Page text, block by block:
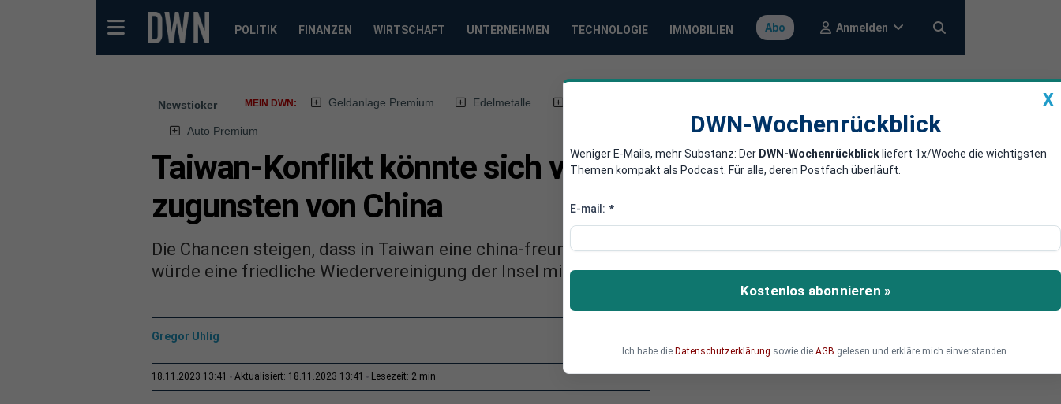
POLITIK FINANZEN WIRTSCHAFT UNTERNEHMEN TECHNOLOGIE IMMOBILIEN Abo Anmelden
Newsticker MEIN DWN: Geldanlage Premium Edelmetalle
Auto Premium
Taiwan-Konflikt könnte sich von allein lösen -
zugunsten von China
Die Chancen steigen, dass in Taiwan eine china-freundliche Regierung gebildet wird. Damit
würde eine friedliche Wiedervereinigung der Insel mit China möglich.
Gregor Uhlig
18.11.2023 13:41 Aktualisiert: 18.11.2023 13:41 Lesezeit: 2 min
X
DWN-Wochenrückblick
Weniger E-Mails, mehr Substanz: Der DWN-Wochenrückblick liefert 1x/Woche die wichtigsten
Themen kompakt als Podcast. Für alle, deren Postfach überläuft.
E-mail: *
Kostenlos abonnieren »
Ich habe die Datenschutzerklärung sowie die AGB gelesen und erkläre mich einverstanden.